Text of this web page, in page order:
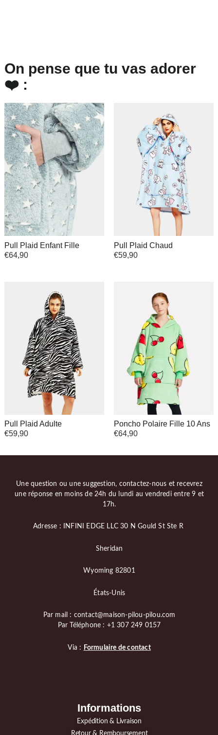
On pense que tu vas adorer
❤️ :
Pull Plaid Enfant Fille
€64,90
Pull Plaid Chaud
€59,90
Pull Plaid Adulte
€59,90
Poncho Polaire Fille 10 Ans
€64,90
Une question ou une suggestion, contactez-nous et recevrez
une réponse en moins de 24h du lundi au vendredi entre 9 et
17h.
Adresse : INFINI EDGE LLC 30 N Gould St Ste R
Sheridan
Wyoming 82801
États-Unis
Par mail : contact@maison-pilou-pilou.com
Par Téléphone : +1 307 249 0157
Via : Formulaire de contact
Informations
Expédition & Livraison
Retour & Remboursement